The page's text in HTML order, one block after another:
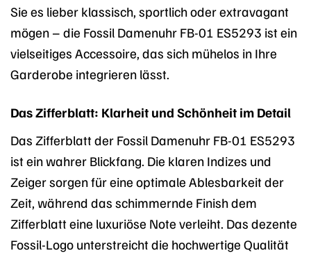
Sie es lieber klassisch, sportlich oder extravagant
mögen – die Fossil Damenuhr FB-01 ES5293 ist ein
vielseitiges Accessoire, das sich mühelos in Ihre
Garderobe integrieren lässt.
Das Zifferblatt: Klarheit und Schönheit im Detail
Das Zifferblatt der Fossil Damenuhr FB-01 ES5293
ist ein wahrer Blickfang. Die klaren Indizes und
Zeiger sorgen für eine optimale Ablesbarkeit der
Zeit, während das schimmernde Finish dem
Zifferblatt eine luxuriöse Note verleiht. Das dezente
Fossil-Logo unterstreicht die hochwertige Qualität